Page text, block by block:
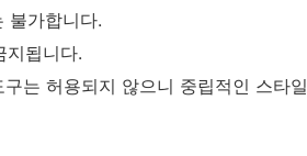
불가합니다.
지됩니다.
는 허용되지 않으니 중립적인 스타일